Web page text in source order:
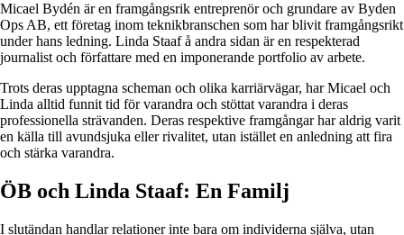
Micael Bydén är en framgångsrik entreprenör och grundare av Byden
Ops AB, ett företag inom teknikbranschen som har blivit framgångsrikt
under hans ledning. Linda Staaf å andra sidan är en respekterad
journalist och författare med en imponerande portfolio av arbete.
Trots deras upptagna scheman och olika karriärvägar, har Micael och
Linda alltid funnit tid för varandra och stöttat varandra i deras
professionella strävanden. Deras respektive framgångar har aldrig varit
en källa till avundsjuka eller rivalitet, utan istället en anledning att fira
och stärka varandra.
ÖB och Linda Staaf: En Familj
I slutändan handlar relationer inte bara om individerna själva, utan